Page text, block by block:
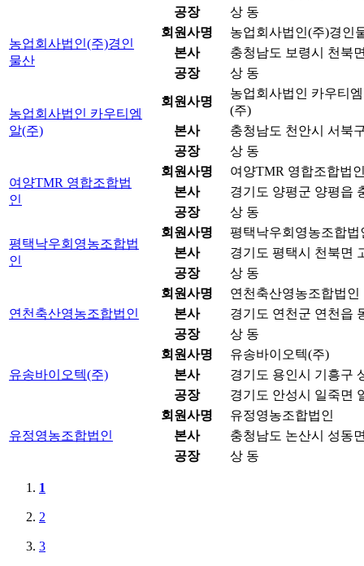
공장
상 동
농업회사법인(주)경인
물산
회원사명
농업회사법인(주)경인
본사
충청남도 보령시 천북
공장
상 동
농업회사법인 카우티엠
알(주)
회원사명
농업회사법인 카우티
(주)
본사
충청남도 천안시 서북
공장
상 동
여양TMR 영합조합법
인
회원사명
여양TMR 영합조합법
본사
경기도 양평군 양평읍
공장
상 동
평택낙우회영농조합법
인
회원사명
평택낙우회영농조합법
본사
경기도 평택시 천북면
공장
상 동
연천축산영농조합법인
회원사명
연천축산영농조합법인
본사
경기도 연천군 연천읍
공장
상 동
유송바이오텍(주)
회원사명
유송바이오텍(주)
본사
경기도 용인시 기흥구
공장
경기도 안성시 일죽면
유정영농조합법인
회원사명
유정영농조합법인
본사
충청남도 논산시 성동
공장
상 동
1
2
3